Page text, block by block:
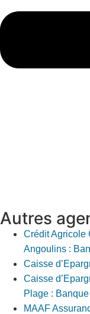
Autres
Crédit Agricole
Angoulins :
Caisse
Caisse
Plage : Banque
MAAF